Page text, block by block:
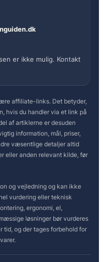
er ikke mulig. Kontakt
affiliate-links. Det betyder,
hvis du handler via et link på
af artiklerne er desuden
information, mål, priser,
væsentlige detaljer altid
eller anden relevant kilde, før
og vejledning og kan ikke
vurdering eller teknisk
ergonomi, el,
løsninger bør vurderes
tid, og der tages forbehold for